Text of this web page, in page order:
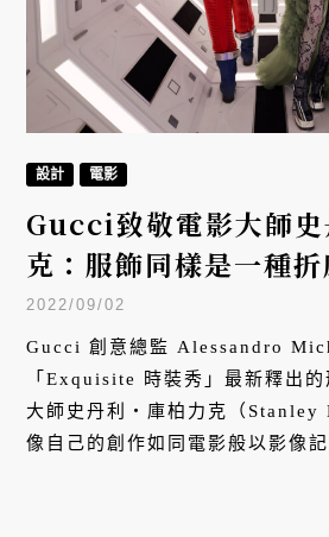
設計 電影
Gucci致敬電影大師史
克：服飾同樣是一種
事
2022/09/02
Gucci 創意總監 Alessandro
「Exquisite 時裝秀」最新釋出
大師史丹利・庫柏力克（
像自己的創作如同電影般以影像